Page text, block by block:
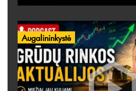
Augalininkystė